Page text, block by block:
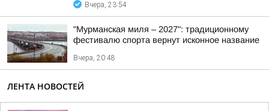
Вчера, 23:54
"Мурманская миля – 2027": традиционному
фестивалю спорта вернут исконное название
Вчера, 20:48
ЛЕНТА НОВОСТЕЙ